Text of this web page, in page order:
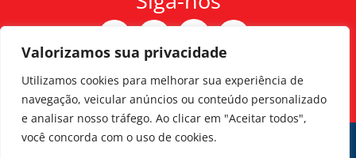
Valorizamos sua privacidade
Utilizamos cookies para melhorar sua experiência de
navegação, veicular anúncios ou conteúdo personalizado
e analisar nosso tráfego. Ao clicar em "Aceitar todos",
você concorda com o uso de cookies.
FALE CONOSCO